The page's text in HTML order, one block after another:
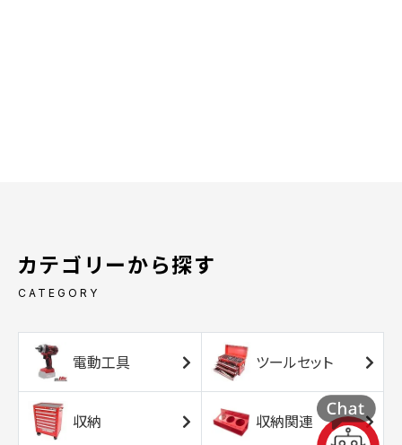
カテゴリーから探す
CATEGORY
電動工具 ツールセット
収納 収納関連